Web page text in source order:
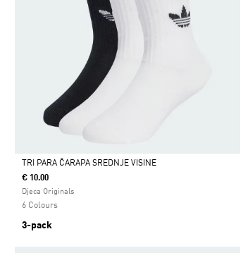
Da
TRI PARA ČARAPA SREDNJE VISINE
€ 10.00
Djeca Originals
6 Colours
3-pack